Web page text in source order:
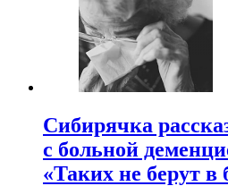
Сибирячка
с больной
«Таких не берут в